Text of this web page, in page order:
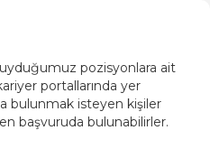
pozisyonlara ait
portallarında yer
bulunmak isteyen kişiler
başvuruda bulunabilirler.